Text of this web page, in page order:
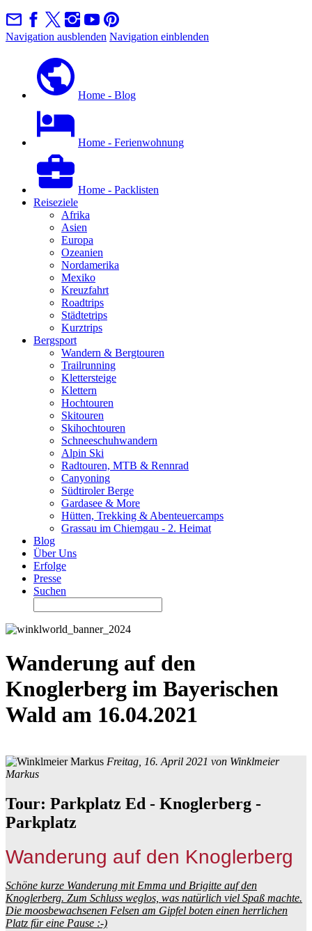
Navigation ausblenden Navigation einblenden
Home - Blog
Home - Ferienwohnung
Home - Packlisten
Reiseziele
Afrika
Asien
Europa
Ozeanien
Nordamerika
Mexiko
Kreuzfahrt
Roadtrips
Städtetrips
Kurztrips
Bergsport
Wandern & Bergtouren
Trailrunning
Klettersteige
Klettern
Hochtouren
Skitouren
Skihochtouren
Schneeschuhwandern
Alpin Ski
Radtouren, MTB & Rennrad
Canyoning
Südtiroler Berge
Gardasee & More
Hütten, Trekking & Abenteuercamps
Grassau im Chiemgau - 2. Heimat
Blog
Über Uns
Erfolge
Presse
Suchen
Wanderung auf den
Knoglerberg im Bayerischen
Wald am 16.04.2021
Freitag, 16. April 2021 von Winklmeier
Markus
Tour: Parkplatz Ed - Knoglerberg -
Parkplatz
Wanderung auf den Knoglerberg
Schöne kurze Wanderung mit Emma und Brigitte auf den
Knoglerberg. Zum Schluss weglos, was natürlich viel Spaß machte.
Die moosbewachsenen Felsen am Gipfel boten einen herrlichen
Platz für eine Pause :-)